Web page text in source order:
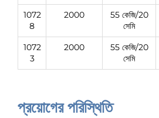
1072
8
2000
55 কেজি/20
সেমি
1072
3
2000
55 কেজি/20
সেমি
প্রয়োগের পরিস্থিতি